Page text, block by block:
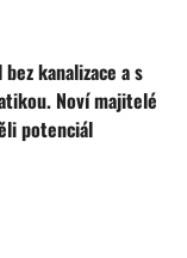
kanalizace a s
Noví majitelé
potenciál